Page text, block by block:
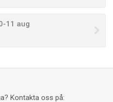
11 aug
Kontakta oss på: